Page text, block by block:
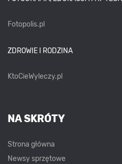
Fotopolis.pl
ZDROWIE I RODZINA
KtoCieWyleczy.pl
NA SKRÓTY
Strona główna
Newsy sprzętowe